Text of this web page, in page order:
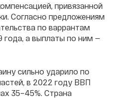
привязанной
Согласно предложениям
по варрантам
года, а выплаты по ним —
сильно ударило по
в 2022 году ВВП
35–45%. Страна